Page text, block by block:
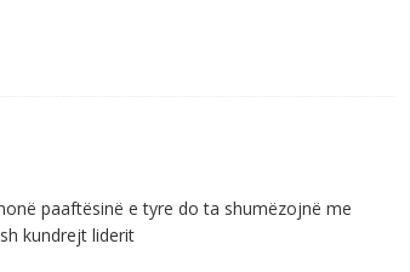
paaftësinë e tyre do ta shumëzojnë me
kundrejt liderit